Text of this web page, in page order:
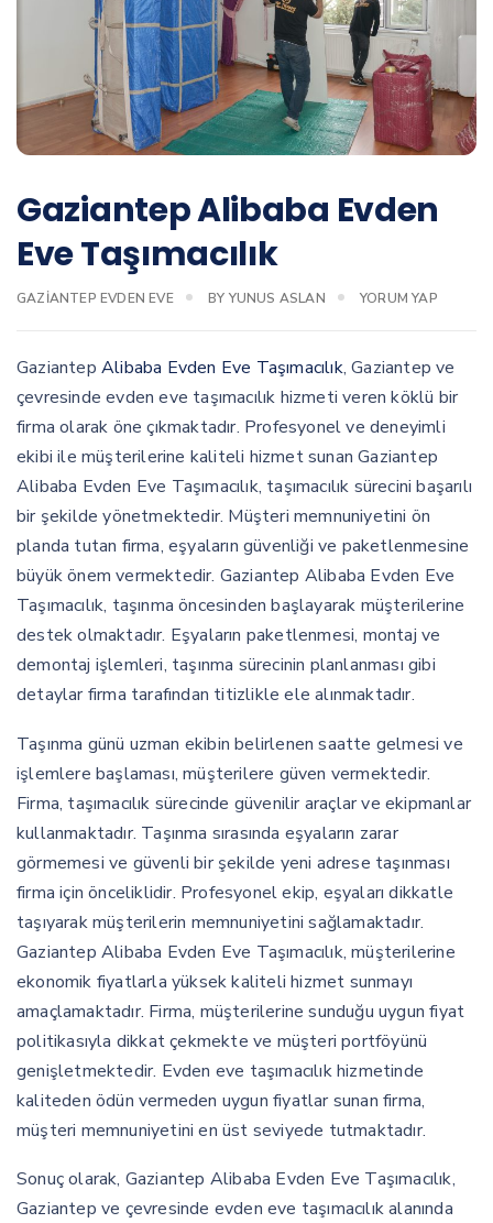
Gaziantep Alibaba Evden
Eve Taşımacılık
GAZIANTEP EVDEN EVE BY YUNUS ASLAN YORUM YAP
Gaziantep Alibaba Evden Eve Taşımacılık, Gaziantep ve
çevresinde evden eve taşımacılık hizmeti veren köklü bir
firma olarak öne çıkmaktadır. Profesyonel ve deneyimli
ekibi ile müşterilerine kaliteli hizmet sunan Gaziantep
Alibaba Evden Eve Taşımacılık, taşımacılık sürecini başarılı
bir şekilde yönetmektedir. Müşteri memnuniyetini ön
planda tutan firma, eşyaların güvenliği ve paketlenmesine
büyük önem vermektedir. Gaziantep Alibaba Evden Eve
Taşımacılık, taşınma öncesinden başlayarak müşterilerine
destek olmaktadır. Eşyaların paketlenmesi, montaj ve
demontaj işlemleri, taşınma sürecinin planlanması gibi
detaylar firma tarafından titizlikle ele alınmaktadır.
Taşınma günü uzman ekibin belirlenen saatte gelmesi ve
işlemlere başlaması, müşterilere güven vermektedir.
Firma, taşımacılık sürecinde güvenilir araçlar ve ekipmanlar
kullanmaktadır. Taşınma sırasında eşyaların zarar
görmemesi ve güvenli bir şekilde yeni adrese taşınması
firma için önceliklidir. Profesyonel ekip, eşyaları dikkatle
taşıyarak müşterilerin memnuniyetini sağlamaktadır.
Gaziantep Alibaba Evden Eve Taşımacılık, müşterilerine
ekonomik fiyatlarla yüksek kaliteli hizmet sunmayı
amaçlamaktadır. Firma, müşterilerine sunduğu uygun fiyat
politikasıyla dikkat çekmekte ve müşteri portföyünü
genişletmektedir. Evden eve taşımacılık hizmetinde
kaliteden ödün vermeden uygun fiyatlar sunan firma,
müşteri memnuniyetini en üst seviyede tutmaktadır.
Sonuç olarak, Gaziantep Alibaba Evden Eve Taşımacılık,
Gaziantep ve çevresinde evden eve taşımacılık alanında